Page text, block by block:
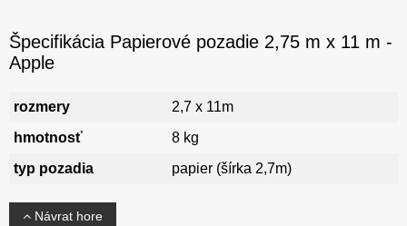
Špecifikácia Papierové pozadie 2,75 m x 11 m -
Apple
rozmery
2,7 x 11m
hmotnosť
8 kg
typ pozadia
papier (šírka 2,7m)
Návrat hore